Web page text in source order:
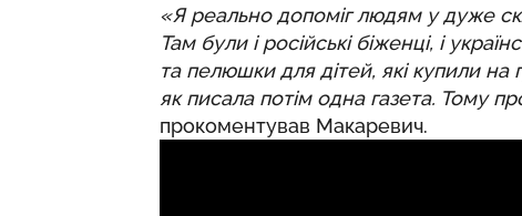
«Я реально допоміг людям у дуже
Там були і російські біженці, і
та пелюшки для дітей, які купили на
як писала потім одна газета. Тому
прокоментував Макаревич.